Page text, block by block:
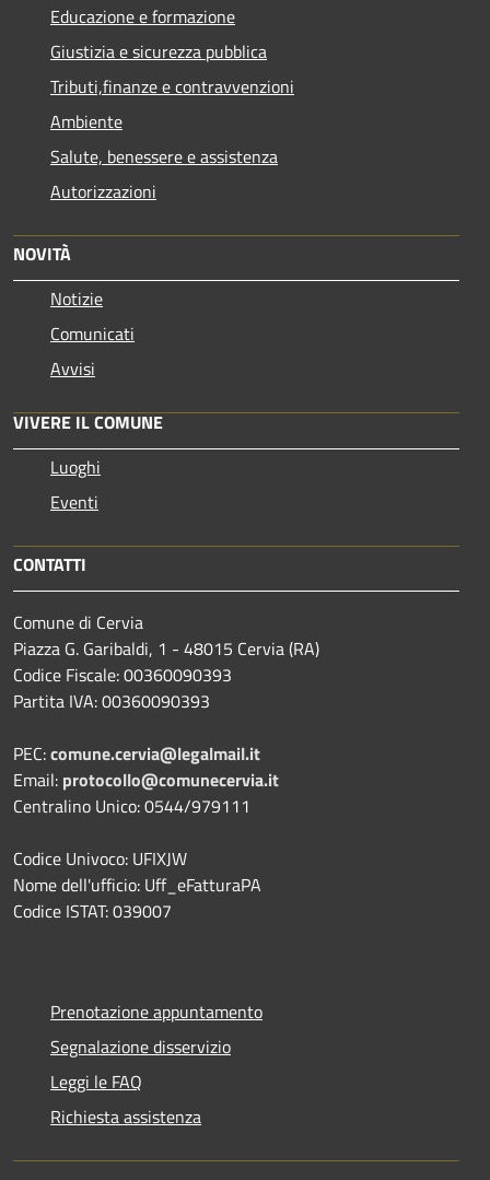
Educazione e formazione
Giustizia e sicurezza pubblica
Tributi,finanze e contravvenzioni
Ambiente
Salute, benessere e assistenza
Autorizzazioni
NOVITÀ
Notizie
Comunicati
Avvisi
VIVERE IL COMUNE
Luoghi
Eventi
CONTATTI
Comune di Cervia
Piazza G. Garibaldi, 1 - 48015 Cervia (RA)
Codice Fiscale: 00360090393
Partita IVA: 00360090393
PEC:comune.cervia@legalmail.it
Email: protocollo@comunecervia.it
Centralino Unico: 0544/979111
Codice Univoco: UFIXJW
Nome dell'ufficio: Uff_eFatturaPA
Codice ISTAT: 039007
Prenotazione appuntamento
Segnalazione disservizio
Leggi le FAQ
Richiesta assistenza